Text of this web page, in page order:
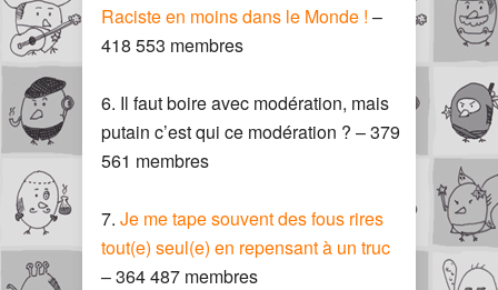
Raciste en moins dans le Monde ! –
418 553 membres
6. Il faut boire avec modération, mais
putain c’est qui ce modération ? – 379
561 membres
7. Je me tape souvent des fous rires
tout(e) seul(e) en repensant à un truc
– 364 487 membres